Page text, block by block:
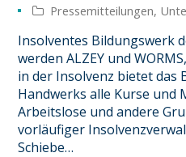
Pressemitteilungen,
Insolventes Bildungswerk
werden ALZEY und
in der Insolvenz bietet das
Handwerks alle Kurse und
Arbeitslose und andere
vorläufiger
Schiebe…